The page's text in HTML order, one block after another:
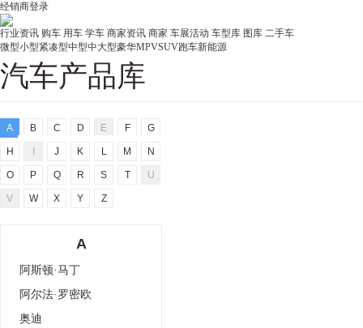
经销商登录
行业资讯 购车 用车 学车 商家资讯 商家 车展活动 车型库 图库 二手车
微型小型紧凑型中型中大型豪华MPVSUV跑车新能源
汽车产品库
A B C D E F G
H J K L M N
O P Q R S T U
V W X Y Z
A
阿斯顿·马丁
阿尔法·罗密欧
奥迪